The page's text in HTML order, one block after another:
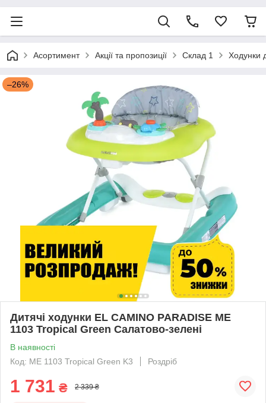
Асортимент Акції та пропозиції Склад 1 Ходунки
–26%
Дитячі ходунки EL CAMINO PARADISE ME
1103 Tropical Green Салатово-зелені
В наявності
Код: ME 1103 Tropical Green K3
Роздріб
1 731 ₴ 2 339 ₴